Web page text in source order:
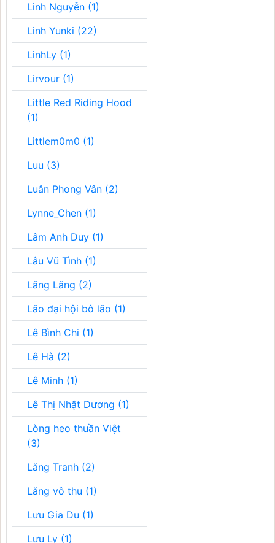
Linh Nguyễn (1)
Linh Yunki (22)
LinhLy (1)
Lirvour (1)
Little Red Riding Hood
(1)
Littlem0m0 (1)
Luu (3)
Luân Phong Vân (2)
Lynne_Chen (1)
Lâm Anh Duy (1)
Lâu Vũ Tình (1)
Lãng Lãng (2)
Lão đại hội bô lão (1)
Lê Bình Chi (1)
Lê Hà (2)
Lê Minh (1)
Lê Thị Nhật Dương (1)
Lòng heo thuần Việt
(3)
Lăng Tranh (2)
Lăng vô thu (1)
Lưu Gia Du (1)
Lưu Ly (1)